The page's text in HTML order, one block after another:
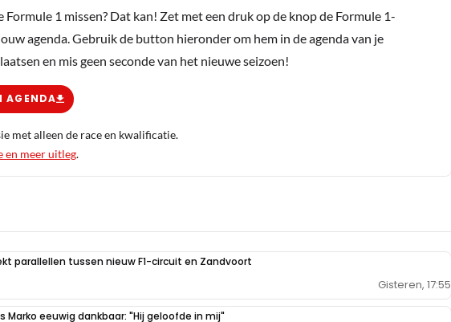
Formule 1 missen? Dat kan! Zet met een druk op de knop de Formule 1-
agenda. Gebruik de button hieronder om hem in de agenda van je
en mis geen seconde van het nieuwe seizoen!
AGENDA
met alleen de race en kwalificatie.
en meer uitleg.
parallellen tussen nieuw F1-circuit en Zandvoort
Gisteren, 17:55
Marko eeuwig dankbaar: "Hij geloofde in mij"